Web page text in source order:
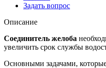
Задать вопрос
Описание
Соединитель желоба
увеличить срок службы
Основными задачами,